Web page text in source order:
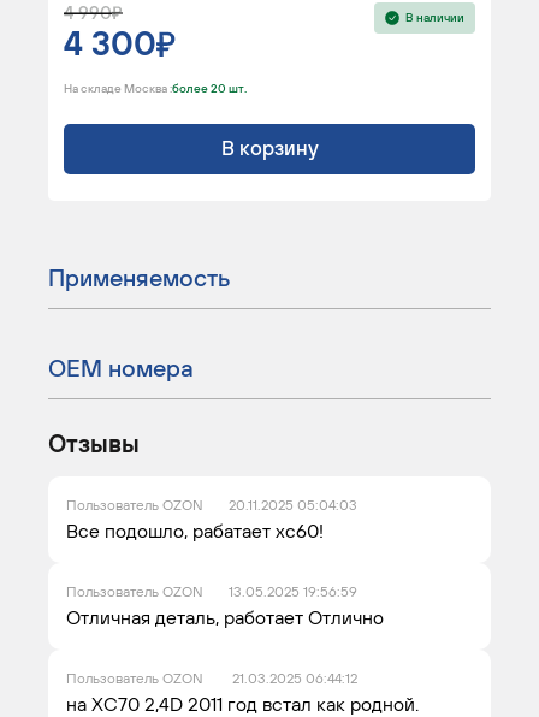
4 990
4 300
В наличии
На складе Москва :более 20 шт.
В корзину
Применяемость
ОЕМ номера
Отзывы
Пользователь OZON 20.11.2025 05:04:03
Все подошло, рабатает хс60!
Пользователь OZON 13.05.2025 19:56:59
Отличная деталь, работает Отлично
Пользователь OZON 21.03.2025 06:44:12
на XC70 2,4D 2011 год встал как родной.